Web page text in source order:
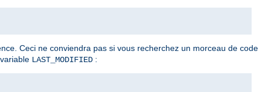
Ceci ne conviendra pas si vous recherchez un morceau de code
LAST_MODIFIED :